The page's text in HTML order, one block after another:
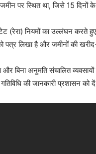
पर स्थित था, जिसे 15 दिनों
(रेरा) नियमों का उल्लंघन करते
पत्र लिखा है और जमीनों की
और बिना अनुमति संचालित
की जानकारी प्रशासन